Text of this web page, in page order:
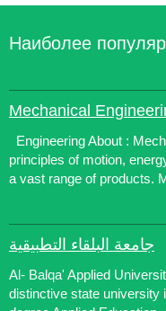
Наиболее
Mechanical
Engineering About :
principles of motion,
a vast range of products.
جامعة البلقاء التطبيقية
Al- Balqa' Applied
distinctive state university